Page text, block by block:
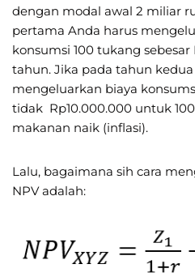
dengan modal awal 2 miliar
pertama Anda harus
konsumsi 100 tukang sebesar
tahun. Jika pada tahun
mengeluarkan biaya
tidak Rp10.000.000 untuk
makanan naik (inflasi).
Lalu, bagaimana sih cara
NPV adalah: